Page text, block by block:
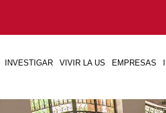
INVESTIGAR VIVIR LA US EMPRESAS